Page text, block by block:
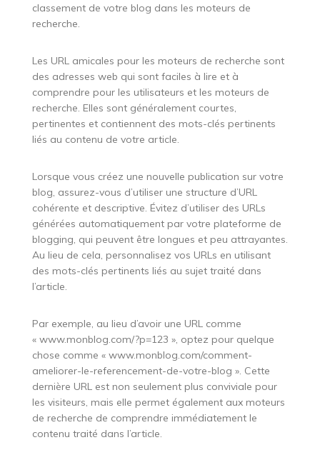
classement de votre blog dans les moteurs de
recherche.
Les URL amicales pour les moteurs de recherche sont
des adresses web qui sont faciles à lire et à
comprendre pour les utilisateurs et les moteurs de
recherche. Elles sont généralement courtes,
pertinentes et contiennent des mots-clés pertinents
liés au contenu de votre article.
Lorsque vous créez une nouvelle publication sur votre
blog, assurez-vous d’utiliser une structure d’URL
cohérente et descriptive. Évitez d’utiliser des URLs
générées automatiquement par votre plateforme de
blogging, qui peuvent être longues et peu attrayantes.
Au lieu de cela, personnalisez vos URLs en utilisant
des mots-clés pertinents liés au sujet traité dans
l’article.
Par exemple, au lieu d’avoir une URL comme
« www.monblog.com/?p=123 », optez pour quelque
chose comme « www.monblog.com/comment-
ameliorer-le-referencement-de-votre-blog ». Cette
dernière URL est non seulement plus conviviale pour
les visiteurs, mais elle permet également aux moteurs
de recherche de comprendre immédiatement le
contenu traité dans l’article.